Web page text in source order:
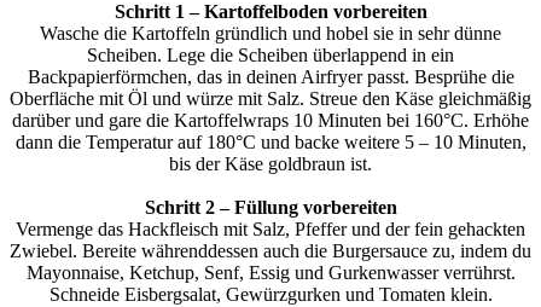
Schritt 1 – Kartoffelboden vorbereiten
Wasche die Kartoffeln gründlich und hobel sie in sehr dünne
Scheiben. Lege die Scheiben überlappend in ein
Backpapierförmchen, das in deinen Airfryer passt. Besprühe die
Oberfläche mit Öl und würze mit Salz. Streue den Käse gleichmäßig
darüber und gare die Kartoffelwraps 10 Minuten bei 160°C. Erhöhe
dann die Temperatur auf 180°C und backe weitere 5 – 10 Minuten,
bis der Käse goldbraun ist.
Schritt 2 – Füllung vorbereiten
Vermenge das Hackfleisch mit Salz, Pfeffer und der fein gehackten
Zwiebel. Bereite währenddessen auch die Burgersauce zu, indem du
Mayonnaise, Ketchup, Senf, Essig und Gurkenwasser verrührst.
Schneide Eisbergsalat, Gewürzgurken und Tomaten klein.